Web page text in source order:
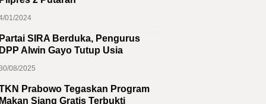
01/2024
Partai SIRA Berduka, Pengurus
DPP Alwin Gayo Tutup Usia
08/2025
Prabowo Tegaskan Program
Makan Siang Gratis Terbukti